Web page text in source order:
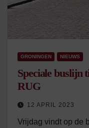
GRONINGEN NIEUWS
Speciale buslijn
RUG
12 APRIL 2023
Vrijdag vindt op de